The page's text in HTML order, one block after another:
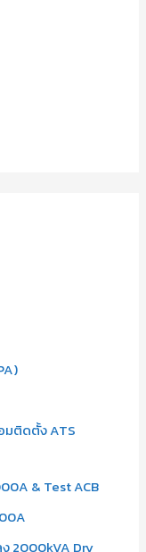
มติดตั้ง ATS
& Test ACB
2000kVA Dry